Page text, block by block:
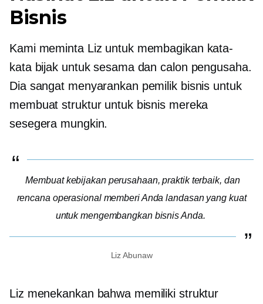
Bisnis
Kami meminta Liz untuk membagikan kata-
kata bijak untuk sesama dan calon pengusaha.
Dia sangat menyarankan pemilik bisnis untuk
membuat struktur untuk bisnis mereka
sesegera mungkin.
Membuat kebijakan perusahaan, praktik terbaik, dan
rencana operasional memberi Anda landasan yang kuat
untuk mengembangkan bisnis Anda.
Liz Abunaw
Liz menekankan bahwa memiliki struktur